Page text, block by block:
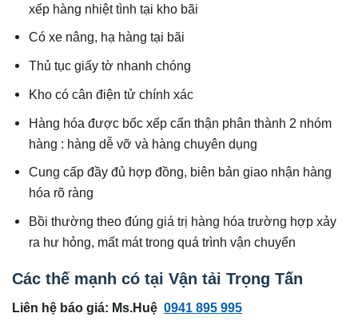
xếp hàng nhiệt tình tại kho bãi
Có xe nâng, hạ hàng tại bãi
Thủ tục giấy tờ nhanh chóng
Kho có cân điện tử chính xác
Hàng hóa được bốc xếp cẩn thận phân thành 2 nhóm
hàng : hàng dễ vỡ và hàng chuyên dụng
Cung cấp đầy đủ hợp đồng, biên bản giao nhận hàng
hóa rõ ràng
Bồi thường theo đúng giá trị hàng hóa trường hợp xảy
ra hư hỏng, mất mát trong quá trình vận chuyển
Các thế mạnh có tại Vận tải Trọng Tấn
Liên hệ báo giá: Ms.Huệ 0941 895 995